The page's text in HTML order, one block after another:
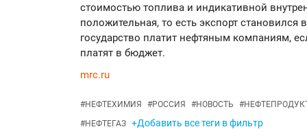
стоимостью топлива и индикативной
положительная, то есть экспорт
государство платит нефтяным компаниям,
платят в бюджет.
mrc.ru
#НЕФТЕХИМИЯ #РОССИЯ #НОВОСТЬ #
#НЕФТЕГАЗ +Добавить все теги в фильтр